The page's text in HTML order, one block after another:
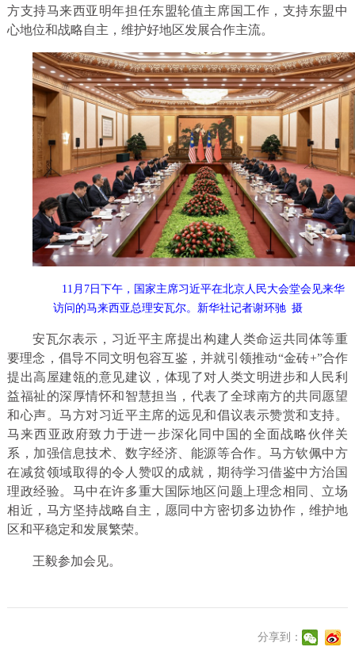
方支持马来西亚明年担任东盟轮值主席国工作，支持东盟中
心地位和战略自主，维护好地区发展合作主流。
11月7日下午，国家主席习近平在北京人民大会堂会见来华
访问的马来西亚总理安瓦尔。新华社记者谢环驰 摄
安瓦尔表示，习近平主席提出构建人类命运共同体等重
要理念，倡导不同文明包容互鉴，并就引领推动“金砖+”合作
提出高屋建瓴的意见建议，体现了对人类文明进步和人民利
益福祉的深厚情怀和智慧担当，代表了全球南方的共同愿望
和心声。马方对习近平主席的远见和倡议表示赞赏和支持。
马来西亚政府致力于进一步深化同中国的全面战略伙伴关
系，加强信息技术、数字经济、能源等合作。马方钦佩中方
在减贫领域取得的令人赞叹的成就，期待学习借鉴中方治国
理政经验。马中在许多重大国际地区问题上理念相同、立场
相近，马方坚持战略自主，愿同中方密切多边协作，维护地
区和平稳定和发展繁荣。
王毅参加会见。
分享到：